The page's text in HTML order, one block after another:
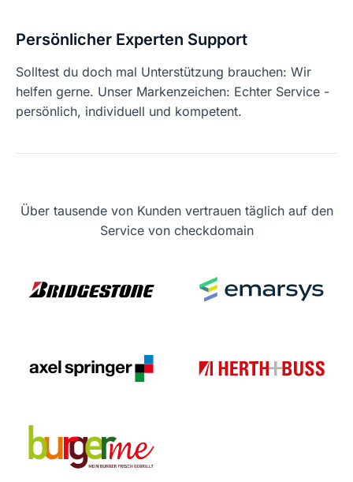
Persönlicher Experten Support
Solltest du doch mal Unterstützung brauchen: Wir
helfen gerne. Unser Markenzeichen: Echter Service -
persönlich, individuell und kompetent.
Über tausende von Kunden vertrauen täglich auf den
Service von checkdomain